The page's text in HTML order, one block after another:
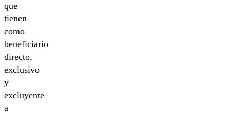
que
tienen
como
beneficiario
directo,
exclusivo
y
excluyente
a